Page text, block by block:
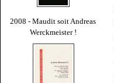
2008 - Maudit soit Andreas
Werckmeister !